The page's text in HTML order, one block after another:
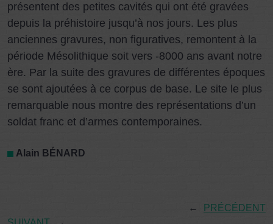
présentent des petites cavités qui ont été gravées
depuis la préhistoire jusqu’à nos jours. Les plus
anciennes gravures, non figuratives, remontent à la
période Mésolithique soit vers -8000 ans avant notre
ère. Par la suite des gravures de différentes époques
se sont ajoutées à ce corpus de base. Le site le plus
remarquable nous montre des représentations d’un
soldat franc et d’armes contemporaines.
Alain BÉNARD
←
PRÉCÉDENT